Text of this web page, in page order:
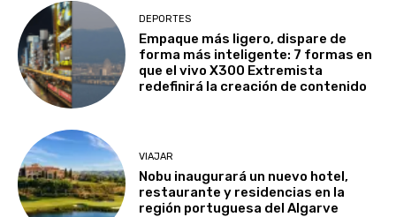
DEPORTES
Empaque más ligero, dispare de
forma más inteligente: 7 formas en
que el vivo X300 Extremista
redefinirá la creación de contenido
VIAJAR
Nobu inaugurará un nuevo hotel,
restaurante y residencias en la
región portuguesa del Algarve